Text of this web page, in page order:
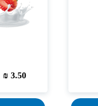
₪ 3.50